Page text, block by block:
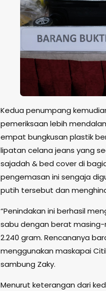
Kedua penumpang
pemeriksaan lebih
empat bungkusan plastik
lipatan celana jeans yang
sajadah & bed cover di
pengemasan ini sengaja
putih tersebut dan
“Penindakan ini berhasil
sabu dengan berat
2.240 gram. Rencananya
menggunakan maskapai
sambung Zaky.
Menurut keterangan dari